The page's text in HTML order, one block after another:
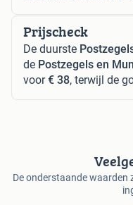
Prijscheck
De duurste
de Postzegels en
voor€ 38, terwijl de
De onderstaande waarden